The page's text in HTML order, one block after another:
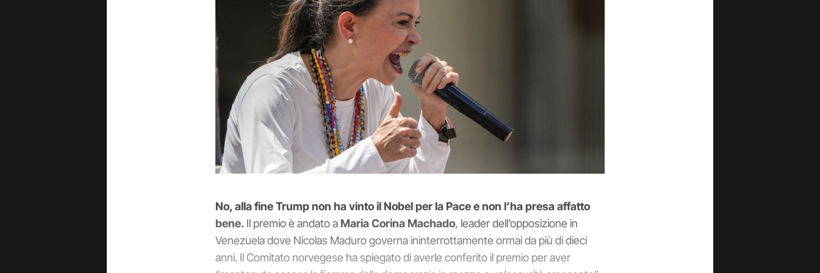
No, alla fine Trump non ha vinto il Nobel per la Pace e non l’ha presa affatto
bene. Il premio è andato aMaria Corina Machado, leader dell’opposizione in
Venezuela dove Nicolas Maduro governa ininterrottamente ormai da più di dieci
anni. Il Comitato norvegese ha spiegato di averle conferito il premio per aver